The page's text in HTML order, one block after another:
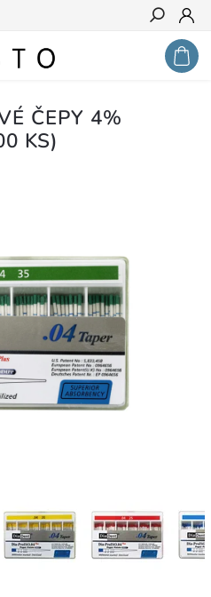
Hledat
ČEPY 4%
KS)